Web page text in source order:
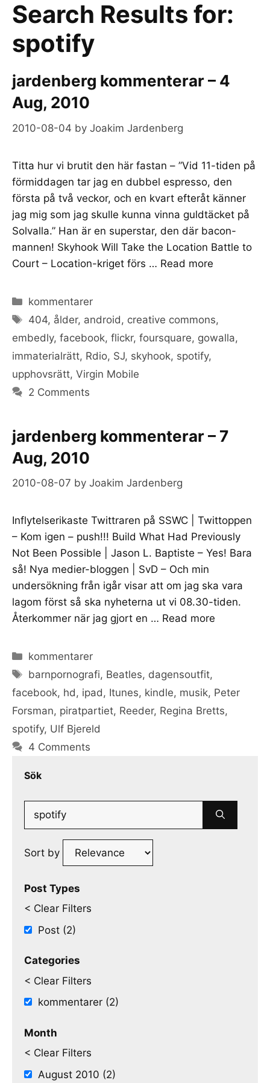
Search Results for:
spotify
jardenberg kommenterar – 4
Aug, 2010
2010-08-04 by Joakim Jardenberg
Titta hur vi brutit den här fastan – ”Vid 11-tiden på
förmiddagen tar jag en dubbel espresso, den
första på två veckor, och en kvart efteråt känner
jag mig som jag skulle kunna vinna guldtäcket på
Solvalla.” Han är en superstar, den där bacon-
mannen! Skyhook Will Take the Location Battle to
Court – Location-kriget förs … Read more
Categories
kommentarer
Tags
404, ålder, android , creative commons,
embedly, facebook, flickr, foursquare, gowalla,
immaterialrätt, Rdio, SJ, skyhook, spotify,
upphovsrätt, Virgin Mobile
2 Comments
jardenberg kommenterar – 7
Aug, 2010
2010-08-07 by Joakim Jardenberg
Inflytelserikaste Twittraren på SSWC | Twittoppen
– Kom igen – push!!! Build What Had Previously
Not Been Possible | Jason L. Baptiste – Yes! Bara
så! Nya medier-bloggen | SvD – Och min
undersökning från igår visar att om jag ska vara
lagom först så ska nyheterna ut vi 08.30-tiden.
Återkommer när jag gjort en … Read more
Categories
kommentarer
Tags
barnpornografi, Beatles, dagensoutfit,
facebook, hd, ipad, Itunes, kindle, musik, Peter
Forsman, piratpartiet, Reeder, Regina Bretts,
spotify, Ulf Bjereld
4 Comments
Sök
Search
Sort by
Post Types
< Clear Filters
Post (2)
Categories
< Clear Filters
kommentarer (2)
Month
< Clear Filters
August 2010 (2)